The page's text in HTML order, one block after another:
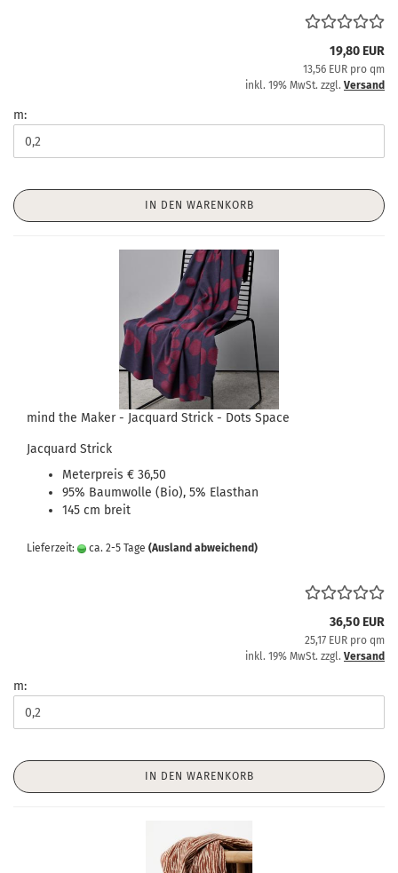
19,80 EUR
13,56 EUR pro qm
inkl. 19% MwSt. zzgl. Versand
m:
IN DEN WARENKORB
mind the Maker - Jacquard Strick - Dots Space
Jacquard Strick
Meterpreis € 36,50
95% Baumwolle (Bio), 5% Elasthan
145 cm breit
Lieferzeit: ca. 2-5 Tage (Ausland abweichend)
36,50 EUR
25,17 EUR pro qm
inkl. 19% MwSt. zzgl. Versand
m:
IN DEN WARENKORB